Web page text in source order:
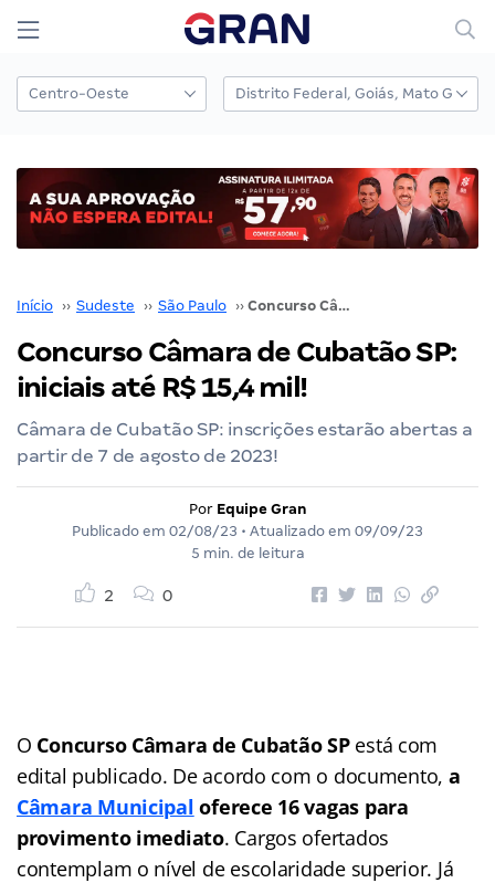
Início ›› Sudeste ›› São Paulo ›› Concurso Câmara de Cubatão SP: iniciais até R$ 15,4 mil!
Concurso Câmara de Cubatão SP:
iniciais até R$ 15,4 mil!
Câmara de Cubatão SP: inscrições estarão abertas a
partir de 7 de agosto de 2023!
Por Equipe Gran
Publicado em 02/08/23 • Atualizado em 09/09/23
5 min. de leitura
2 0
O Concurso Câmara de Cubatão SPestá com
edital publicado. De acordo com o documento, a
Câmara Municipal oferece 16 vagas para
provimento imediato. Cargos ofertados
contemplam o nível de escolaridade superior. Já